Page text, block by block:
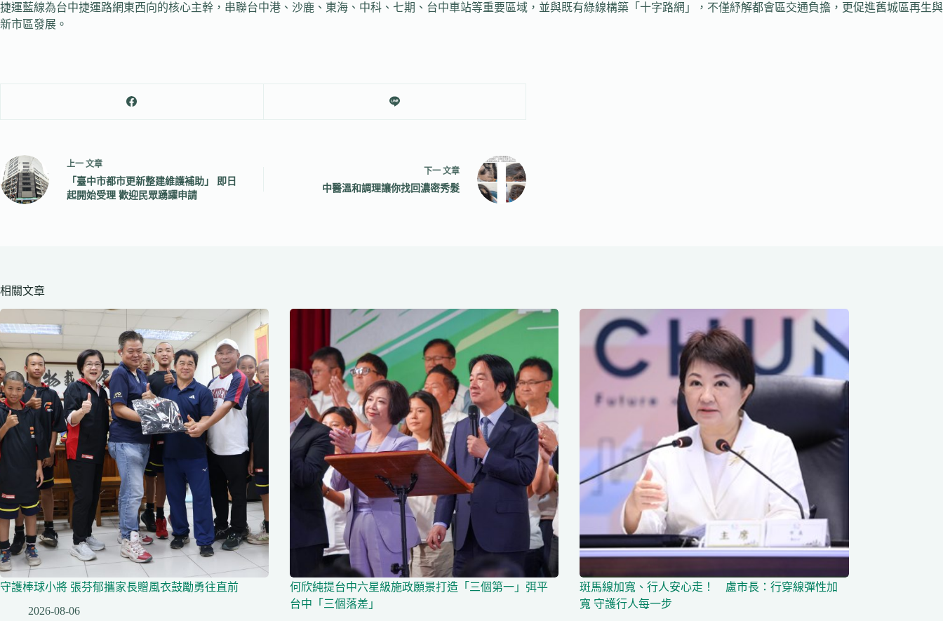
捷運藍線為台中捷運路網東西向的核心主幹，串聯台中港、沙鹿、東海、中科、七期、台中車站等重要區域，並與既有綠線構築「十字路網」，不僅紓解都會區交通負擔，更促進舊城區再生與
新市區發展。
上一 文章
「臺中市都市更新整建維護補助」 即日
起開始受理 歡迎民眾踴躍申請
下一 文章
中醫溫和調理讓你找回濃密秀髮
相關文章
守護棒球小將 張芬郁攜家長贈風衣鼓勵勇往直前
2026-08-06
何欣純提台中六星級施政願景打造「三個第一」弭平
台中「三個落差」
斑馬線加寬、行人安心走！ 盧市長：行穿線彈性加
寬 守護行人每一步